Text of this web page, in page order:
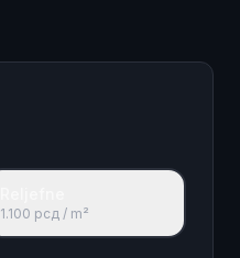
1.100 рсд / m²